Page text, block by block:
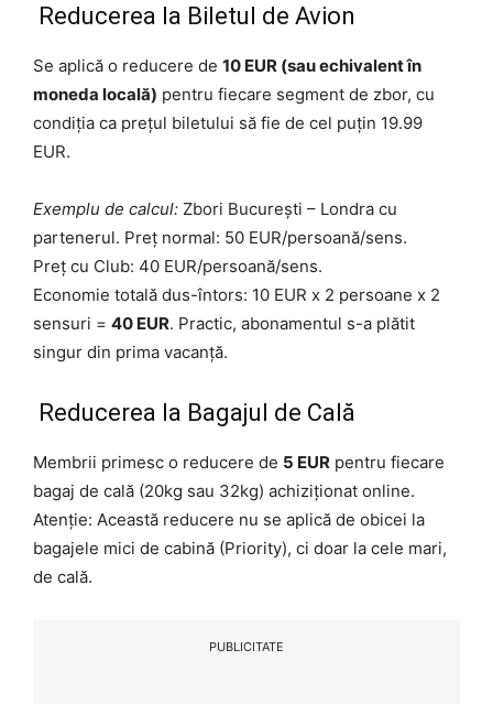
Reducerea la Biletul de Avion
Se aplică o reducere de 10 EUR (sau echivalent în
moneda locală) pentru fiecare segment de zbor, cu
condiția ca prețul biletului să fie de cel puțin 19.99
EUR.
Exemplu de calcul: Zbori București – Londra cu
partenerul. Preț normal: 50 EUR/persoană/sens.
Preț cu Club: 40 EUR/persoană/sens.
Economie totală dus-întors: 10 EUR x 2 persoane x 2
sensuri = 40 EUR. Practic, abonamentul s-a plătit
singur din prima vacanță.
Reducerea la Bagajul de Cală
Membrii primesc o reducere de 5 EUR pentru fiecare
bagaj de cală (20kg sau 32kg) achiziționat online.
Atenție: Această reducere nu se aplică de obicei la
bagajele mici de cabină (Priority), ci doar la cele mari,
de cală.
PUBLICITATE